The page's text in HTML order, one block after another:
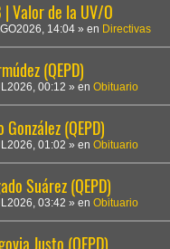
| Valor de la UV/O
14:04 » en Directivas
(QEPD)
00:12 » en Obituario
(QEPD)
01:02 » en Obituario
Suárez (QEPD)
03:42 » en Obituario
Justo (QEPD)